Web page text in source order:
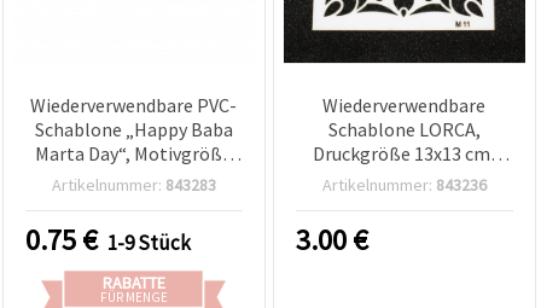
Wiederverwendbare PVC-
Schablone „Happy Baba
Marta Day“, Motivgröße
13 x 4,5 cm – für Basteln &
Artikelnummer: 843283
0.75€ 1-9 Stück
RABATTE
FÜR MENGE
Wiederverwendbare
Schablone LORCA,
Druckgröße 13x13 cm,
LM11
Artikelnummer: 843236
3.00€